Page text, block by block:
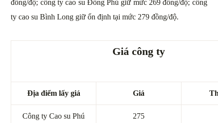
đồng/độ; công ty cao su Đồng Phú giữ mức 269 đồng/độ; công
ty cao su Bình Long giữ ổn định tại mức 279 đồng/độ.
Giá công ty
Địa điểm lấy giá Giá
Công ty Cao su Phú
275